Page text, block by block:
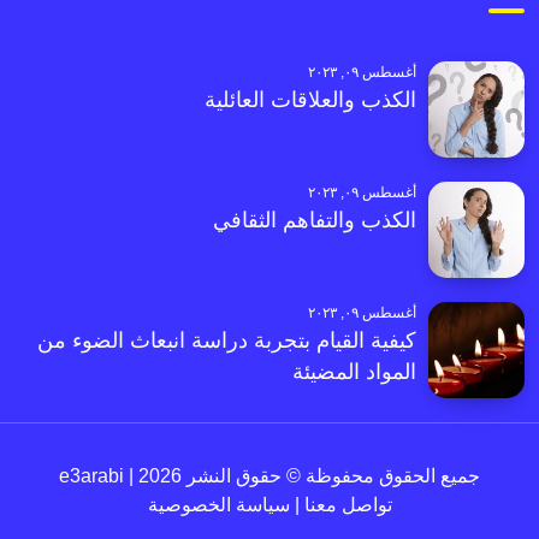
أغسطس ٠٩, ٢٠٢٣
الكذب والعلاقات العائلية
أغسطس ٠٩, ٢٠٢٣
الكذب والتفاهم الثقافي
أغسطس ٠٩, ٢٠٢٣
كيفية القيام بتجربة دراسة انبعاث الضوء من
المواد المضيئة
جميع الحقوق محفوظة © حقوق النشر 2026 | e3arabi
تواصل معنا
سياسة الخصوصية